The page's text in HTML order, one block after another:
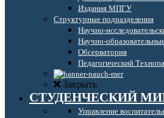
Издания МПГУ
Структурные подразделения
Научно-
Научно-
Обсерватория
Педагогический
Закрыть
СТУДЕНЧЕСКИЙ
Управление